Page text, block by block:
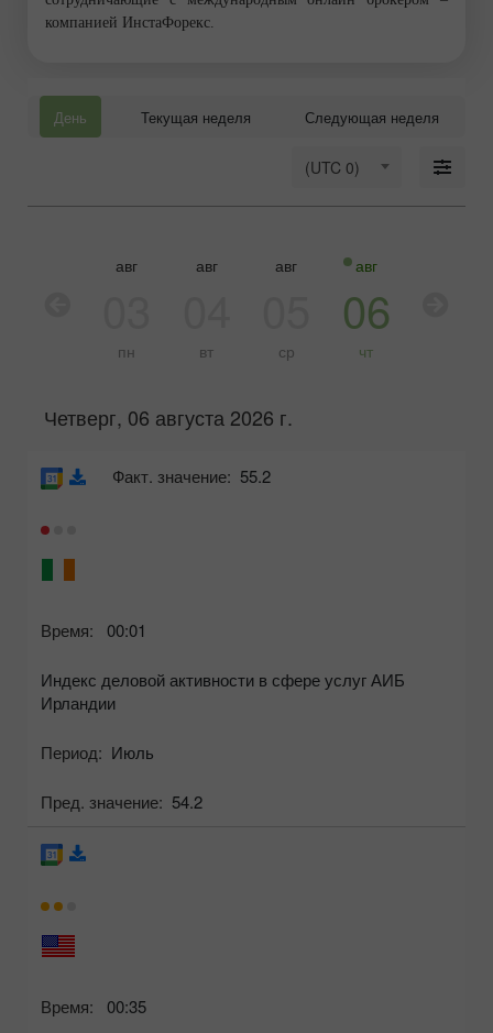
компанией ИнстаФорекс.
День Текущая неделя Следующая неделя
(UTC 0)
авг
пн
авг
вт
авг
ср
авг
06
чт
Четверг, 06 августа 2026 г.
Время: 00:01
Индекс деловой активности в сфере услуг АИБ
Ирландии
Период: Июль
Пред. значение: 54.2
Факт. значение: 55.2
Время: 00:35